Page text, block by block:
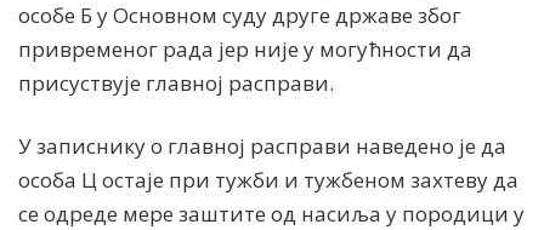
особе Б у Основном суду друге државе због
привременог рада јер није у могућности да
присуствује главној расправи.
У записнику о главној расправи наведено је да
особа Ц остаје при тужби и тужбеном захтеву да
се одреде мере заштите од насиља у породици у